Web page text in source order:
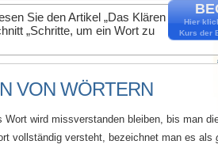
Hier
Kurs der
Sie den Artikel „Das Klären
„Schritte, um ein Wort zu
VON WÖRTERN
Wort wird missverstanden bleiben, bis man
vollständig versteht, bezeichnet man es als